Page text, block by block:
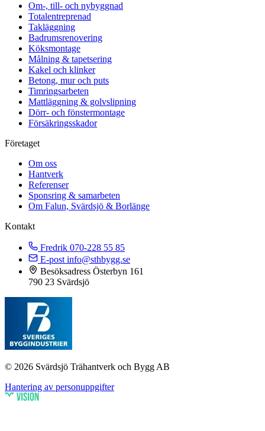
Om-, till- och nybyggnad
Totalentreprenad
Takläggning
Badrumsrenovering
Köksmontage
Målning & tapetsering
Kakel och klinker
Betong, mur och puts
Timringsarbeten
Mattläggning & golvslipning
Dörr- och fönstermontage
Försäkringsskador
Företaget
Om oss
Hantverk
Referenser
Sponsring & samarbeten
Om Falun, Svärdsjö & Borlänge
Kontakt
Fredrik 070-228 55 85
E-post info@sthbygg.se
Besöksadress Österbyn 161
790 23 Svärdsjö
© 2026 Svärdsjö Trähantverk och Bygg AB
Hantering av personuppgifter